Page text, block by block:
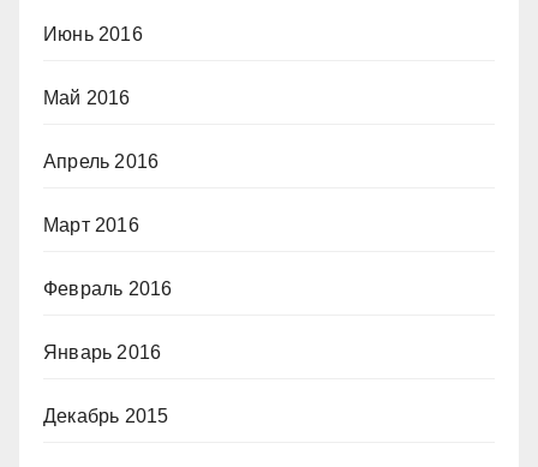
Июнь 2016
Май 2016
Апрель 2016
Март 2016
Февраль 2016
Январь 2016
Декабрь 2015